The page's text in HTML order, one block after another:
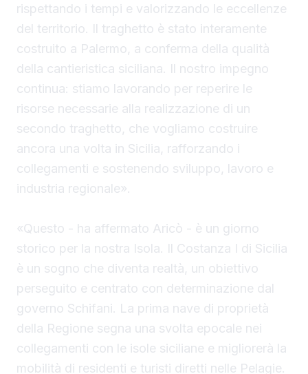
rispettando i tempi e valorizzando le eccellenze
del territorio. Il traghetto è stato interamente
costruito a Palermo, a conferma della qualità
della cantieristica siciliana. Il nostro impegno
continua: stiamo lavorando per reperire le
risorse necessarie alla realizzazione di un
secondo traghetto, che vogliamo costruire
ancora una volta in Sicilia, rafforzando i
collegamenti e sostenendo sviluppo, lavoro e
industria regionale».
«Questo - ha affermato Aricò - è un giorno
storico per la nostra Isola. Il Costanza I di Sicilia
è un sogno che diventa realtà, un obiettivo
perseguito e centrato con determinazione dal
governo Schifani. La prima nave di proprietà
della Regione segna una svolta epocale nei
collegamenti con le isole siciliane e migliorerà la
mobilità di residenti e turisti diretti nelle Pelagie.